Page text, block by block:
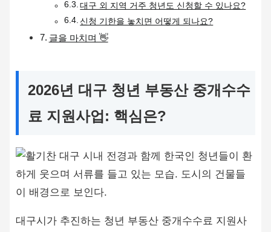
대구 외 지역 거주 청년도 신청할 수 있나요?
신청 기한을 놓치면 어떻게 되나요?
글을 마치며 👋
2026년 대구 청년 부동산 중개수수
료 지원사업: 핵심은?
대구시가 추진하는 청년 부동산 중개수수료 지원사